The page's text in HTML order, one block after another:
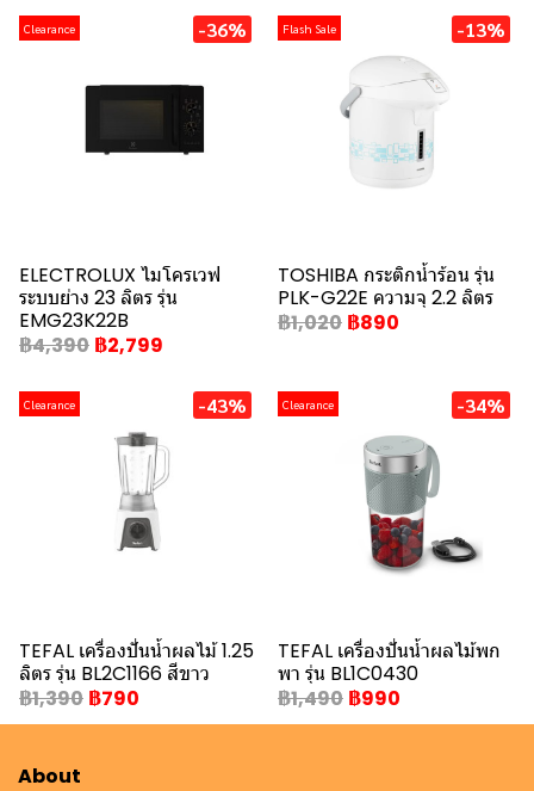
Clearance -36%
ELECTROLUX ไมโครเวฟ
ระบบย่าง 23 ลิตร รุ่น
EMG23K22B
฿4,390 ฿2,799
Flash Sale -13%
TOSHIBA กระติกน้ำร้อน รุ่น
PLK-G22E ความจุ 2.2 ลิตร
฿1,020 ฿890
Clearance -43%
TEFAL เครื่องปั่นน้ำผลไม้ 1.25
ลิตร รุ่น BL2C1166 สีขาว
฿1,390 ฿790
Clearance -34%
TEFAL เครื่องปั่นน้ำผลไม้พก
พา รุ่น BL1C0430
฿1,490 ฿990
About